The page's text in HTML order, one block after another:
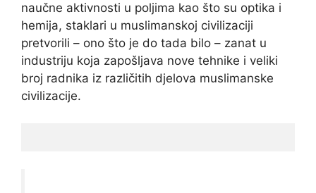
naučne aktivnosti u poljima kao što su optika i
hemija, staklari u muslimanskoj civilizaciji
pretvorili – ono što je do tada bilo – zanat u
industriju koja zapošljava nove tehnike i veliki
broj radnika iz različitih djelova muslimanske
civilizacije.